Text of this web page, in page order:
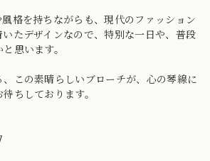
格を持ちながらも、現代のファッション
たデザインなので、特別な一日や、普段
思います。
この素晴らしいブローチが、心の琴線に
ちしております。